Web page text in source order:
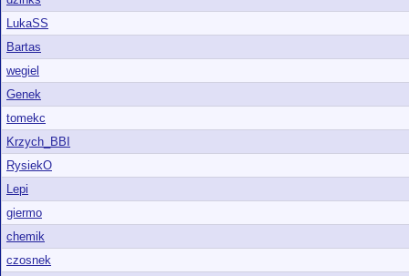
LukaSS
Bartas
wegiel
Genek
tomekc
Krzych_BBI
RysiekO
Lepi
giermo
chemik
czosnek